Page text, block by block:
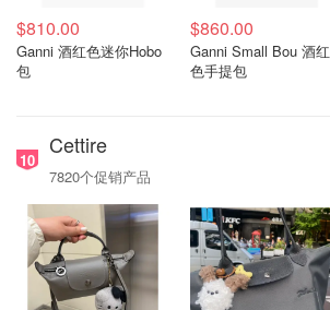
$810.00
Ganni 酒红色迷你Hobo
包
$860.00
Ganni Small Bou 酒红
色手提包
10
Cettire
7820个促销产品